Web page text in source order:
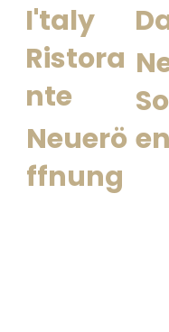
I'taly
Ristora
nte
Neuerö
ffnung